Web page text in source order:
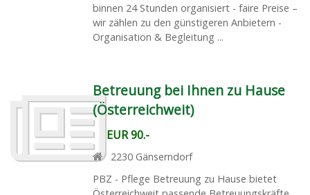
binnen 24 Stunden organisiert - faire Preise –
wir zählen zu den günstigeren Anbietern -
Organisation & Begleitung ...
Betreuung bei Ihnen zu Hause
(Österreichweit)
EUR 90.-
2230 Gänserndorf
PBZ - Pflege Betreuung zu Hause bietet